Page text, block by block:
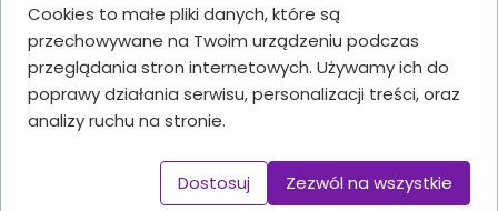
Szukasz idealnej dekoracji na tort? Przedstawiamy
rozwiązanie!
Wymiary
Wysokość: 15cm
Szerokość: 12cm
Cookies to małe pliki danych, które są
przechowywane na Twoim urządzeniu podczas
przeglądania stron internetowych. Używamy ich do
poprawy działania serwisu, personalizacji treści, oraz
analizy ruchu na stronie.
Dostosuj Zezwól na wszystkie